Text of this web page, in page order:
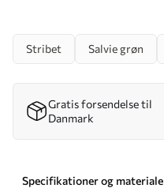
Stribet Salvie grøn
Gratis forsendelse til
Danmark
Specifikationer og materiale